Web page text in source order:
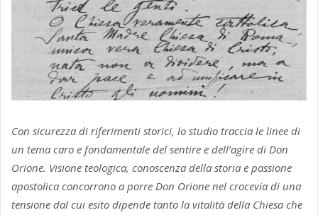
Con sicurezza di riferimenti storici, lo studio traccia le linee di
un tema caro e fondamentale del sentire e dell’agire di Don
Orione. Visione teologica, conoscenza della storia e passione
apostolica concorrono a porre Don Orione nel crocevia di una
tensione dal cui esito dipende tanto la vitalità della Chiesa che